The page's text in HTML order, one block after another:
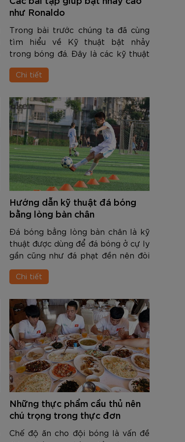
như Ronaldo
Trong bài trước chúng ta đã cùng
tìm hiểu về Kỹ thuật bật nhảy
trong bóng đá. Đây là các kỹ thuật
bật nhảy cơ bản, còn để có thể bật
nhảy cao như Ronaldo đòi hỏi phải
Chi tiết
Hướng dẫn kỹ thuật đá bóng
bằng lòng bàn chân
Đá bóng bằng lòng bàn chân là kỹ
thuật được dùng để đá bóng ở cự ly
gần cũng như đá phạt đền nên đòi
dùng phần bên trong của lòng bàn
Chi tiết
Những thực phẩm cầu thủ nên
chú trọng trong thực đơn
Chế độ ăn cho đội bóng là vấn đề